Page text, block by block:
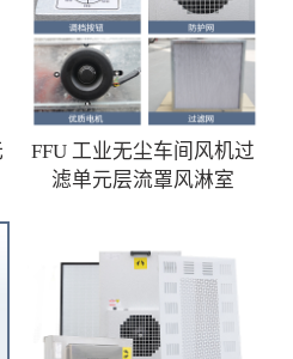
FFU 工业无尘车间风机过
滤单元层流罩风淋室